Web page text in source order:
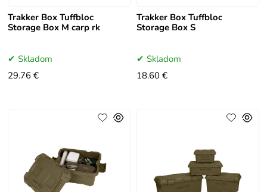
Trakker Box Tuffbloc
Storage Box M carp rk
Skladom
29.76 €
Trakker Box Tuffbloc
Storage Box S
Skladom
18.60 €